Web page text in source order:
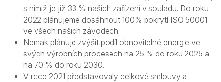
s nimiž je již 33 % našich zařízení v souladu. Do roku
2022 plánujeme dosáhnout 100% pokrytí ISO 50001
ve všech našich závodech.
Nemak plánuje zvýšit podíl obnovitelné energie ve
svých výrobních procesech na 25 % do roku 2025 a
na 70 % do roku 2030.
V roce 2021 představovaly celkové smlouvy a